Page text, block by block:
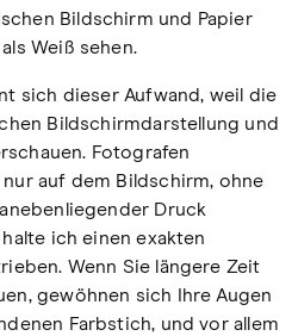
Bildschirm und Papier
Weiß sehen.
sich dieser Aufwand, weil die
Bildschirmdarstellung und
Fotografen
auf dem Bildschirm, ohne
Druck
ich einen exakten
Wenn Sie längere Zeit
gewöhnen sich Ihre Augen
Farbstich, und vor allem